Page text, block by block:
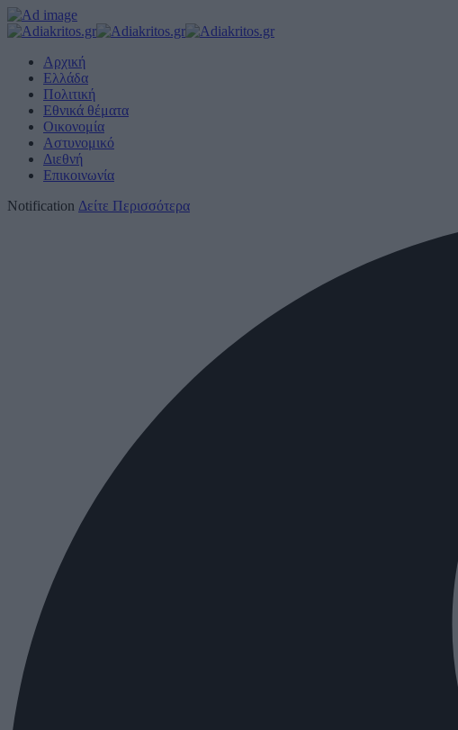
Αρχική
Ελλάδα
Πολιτική
Εθνικά θέματα
Οικονομία
Αστυνομικό
Διεθνή
Επικοινωνία
Notification Δείτε Περισσότερα